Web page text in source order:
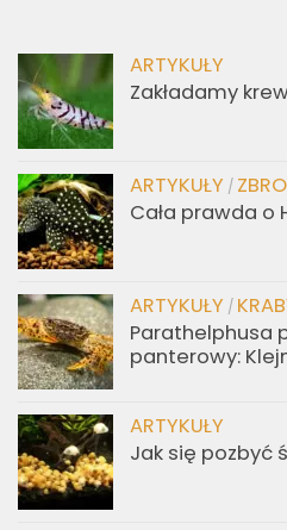
ARTYKUŁY
Zakładamy
ARTYKUŁY /
Cała prawda o
ARTYKUŁY /
Parathelphusa
panterowy:
ARTYKUŁY
Jak się pozbyć